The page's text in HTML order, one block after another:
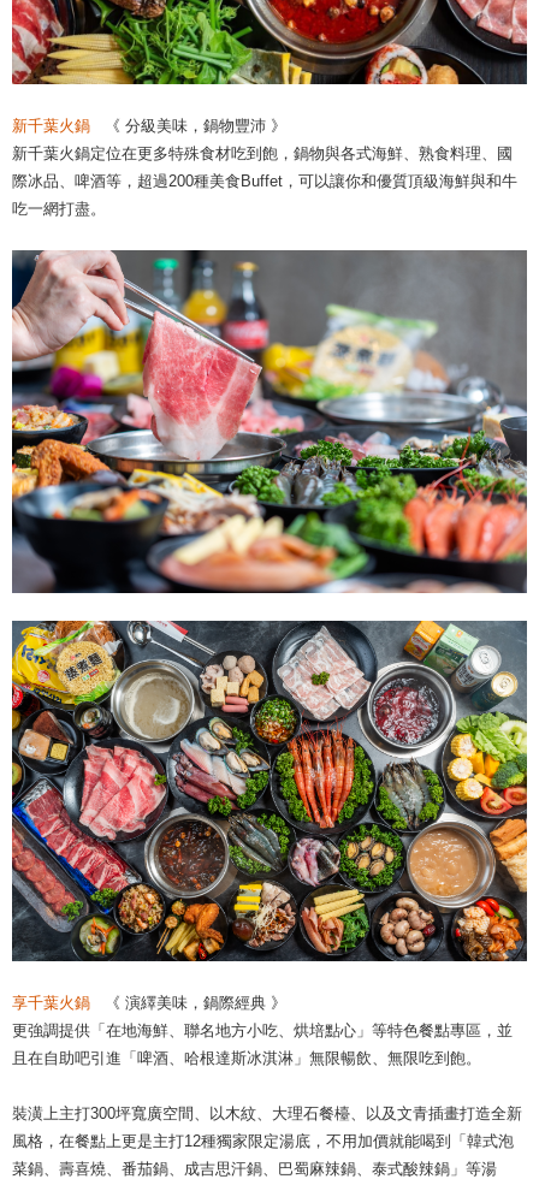
新千葉火鍋
《 分級美味，鍋物豐沛 》
新千葉火鍋定位在更多特殊食材吃到飽，鍋物與各式海鮮、熟食料理、國
際冰品、啤酒等，超過200種美食Buffet，可以讓你和優質頂級海鮮與和牛
吃一網打盡。
享千葉火鍋 《 演繹美味，鍋際經典 》
更強調提供「在地海鮮、聯名地方小吃、烘培點心」等特色餐點專區，並
且在自助吧引進「啤酒、哈根達斯冰淇淋」無限暢飲、無限吃到飽。
裝潢上主打300坪寬廣空間、以木紋、大理石餐檯、以及文青插畫打造全新
風格，在餐點上更是主打12種獨家限定湯底，不用加價就能喝到「韓式泡
菜鍋、壽喜燒、番茄鍋、成吉思汗鍋、巴蜀麻辣鍋、泰式酸辣鍋」等湯